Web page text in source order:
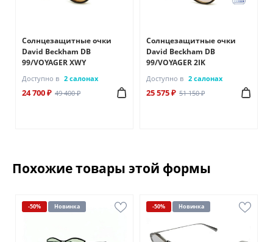
Солнцезащитные очки
David Beckham DB
99/VOYAGER XWY
Доступно в 2 салонах
24 700 ₽ 49 400 ₽
Солнцезащитные очки
David Beckham DB
99/VOYAGER 2IK
Доступно в 2 салонах
25 575 ₽ 51 150 ₽
Похожие товары этой формы
-50% Новинка -50% Новинка